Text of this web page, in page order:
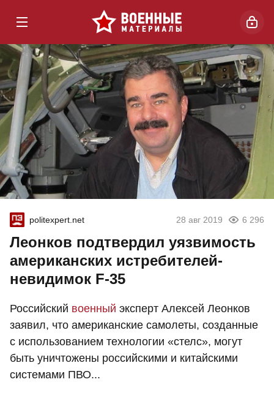
politexpert.net 28 авг 2019 6 296
Леонков подтвердил уязвимость
американских истребителей-
невидимок F-35
Российский военный эксперт Алексей Леонков
заявил, что американские самолеты, созданные
с использованием технологии «стелс», могут
быть уничтожены российскими и китайскими
системами ПВО...